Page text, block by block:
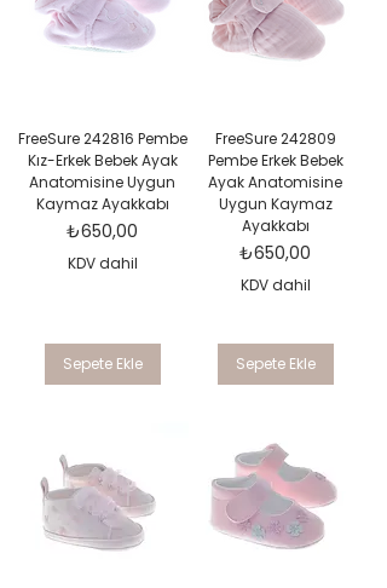
FreeSure 242816 Pembe
Kız-Erkek Bebek Ayak
Anatomisine Uygun
Kaymaz Ayakkabı
Fiyat
₺650,00
KDV dahil
Sepete Ekle
FreeSure 242809
Pembe Erkek Bebek
Ayak Anatomisine
Uygun Kaymaz
Ayakkabı
Fiyat
₺650,00
KDV dahil
Sepete Ekle